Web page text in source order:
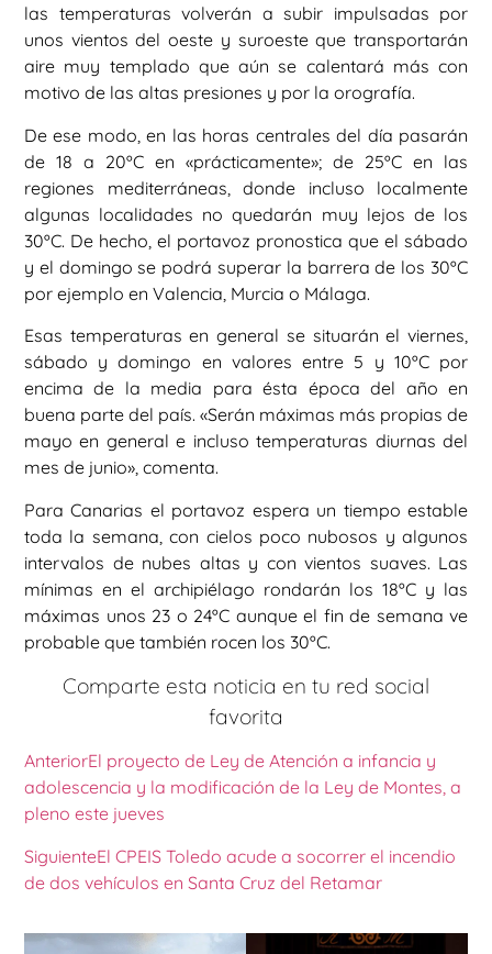
las temperaturas volverán a subir impulsadas por
unos vientos del oeste y suroeste que transportarán
aire muy templado que aún se calentará más con
motivo de las altas presiones y por la orografía.
De ese modo, en las horas centrales del día pasarán
de 18 a 20ºC en «prácticamente»; de 25ºC en las
regiones mediterráneas, donde incluso localmente
algunas localidades no quedarán muy lejos de los
30ºC. De hecho, el portavoz pronostica que el sábado
y el domingo se podrá superar la barrera de los 30ºC
por ejemplo en Valencia, Murcia o Málaga.
Esas temperaturas en general se situarán el viernes,
sábado y domingo en valores entre 5 y 10ºC por
encima de la media para ésta época del año en
buena parte del país. «Serán máximas más propias de
mayo en general e incluso temperaturas diurnas del
mes de junio», comenta.
Para Canarias el portavoz espera un tiempo estable
toda la semana, con cielos poco nubosos y algunos
intervalos de nubes altas y con vientos suaves. Las
mínimas en el archipiélago rondarán los 18ºC y las
máximas unos 23 o 24ºC aunque el fin de semana ve
probable que también rocen los 30ºC.
Comparte esta noticia en tu red social
favorita
AnteriorEl proyecto de Ley de Atención a infancia y
adolescencia y la modificación de la Ley de Montes, a
pleno este jueves
SiguienteEl CPEIS Toledo acude a socorrer el incendio
de dos vehículos en Santa Cruz del Retamar